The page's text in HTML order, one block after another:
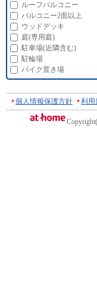
ルーフバルコニー
バルコニー2面以上
ウッドデッキ
庭(専用庭)
駐車場(近隣含む)
駐輪場
バイク置き場
個人情報保護方針 利用